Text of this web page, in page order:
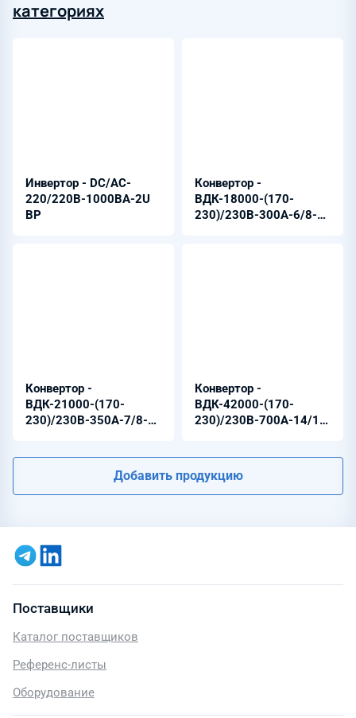
категориях
Инвертор - DC/AC-
220/220B-1000BA-2U
ВР
Конвертор -
ВДК-18000-(170-
230)/230В-300А-6/8-
Конвертор -
ВДК-21000-(170-
230)/230В-350А-7/8-
Конвертор -
ВДК-42000-(170-
230)/230В-700А-14/16-
Добавить продукцию
Поставщики
Каталог поставщиков
Референс-листы
Оборудование